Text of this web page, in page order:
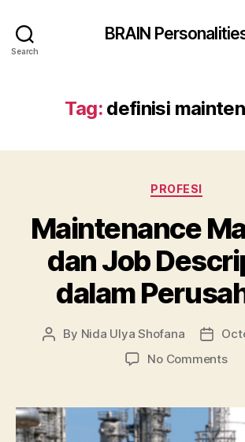
Search
BRAIN
Tag: definisi
Categories
PROFESI
Maintenance
dan Job
dalam
Post
By Nida Ulya Shofana
Post
No Commentson